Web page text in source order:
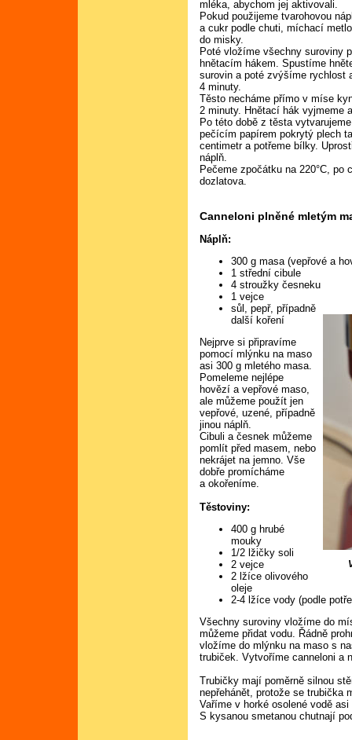
mléka, abychom jej aktivovali.
Pokud použijeme tvarohovou
a cukr podle chuti, míchací
do misky.
Poté vložíme všechny suroviny
hnětacím hákem. Spustíme
surovin a poté zvýšíme rychlost
4 minuty.
Těsto necháme přímo v míse
2 minuty. Hnětací hák vyjmeme
Po této době z těsta
pečícím papírem pokrytý plech
centimetr a potřeme bílky.
náplň.
Pečeme zpočátku na 220°C, po
dozlatova.
Canneloni plněné mletým
Náplň:
300 g masa (vepřové a
1 střední cibule
4 stroužky česneku
1 vejce
sůl, pepř, případně
další koření
Nejprve si připravíme
pomocí mlýnku na maso
asi 300 g mletého masa.
Pomeleme nejlépe
hovězí a vepřové maso,
ale můžeme použít jen
vepřové, uzené, případně
jinou náplň.
Cibuli a česnek můžeme
pomlít před masem, nebo
nekrájet na jemno. Vše
dobře promícháme
a okořeníme.
Těstoviny:
400 g hrubé
mouky
1/2 lžičky soli
2 vejce
2 lžíce olivového
oleje
2-4 lžíce vody (podle
Všechny suroviny vložíme do
můžeme přidat vodu. Řádně
vložíme do mlýnku na maso s
trubiček. Vytvoříme canneloni a
Trubičky mají poměrně silnou
nepřehánět, protože se trubička
Vaříme v horké osolené vodě
S kysanou smetanou chutnají